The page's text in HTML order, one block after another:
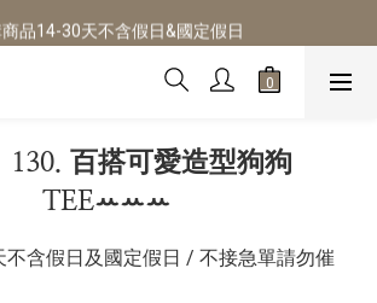
品14-30天不含假日&國定假日
品14-30天不含假日&國定假日
全店任選3件即享店到店免運!
130. 百搭可愛造型狗狗
TEEꕀꕀꕀ
含假日及國定假日 / 不接急單請勿催